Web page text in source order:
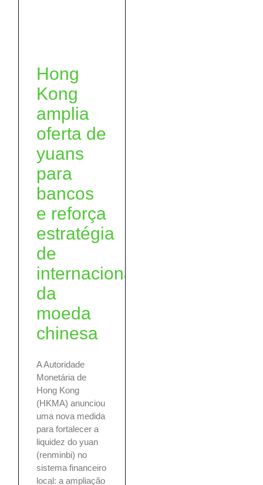
Hong
Kong
amplia
oferta de
yuans
para
bancos
e reforça
estratégia
de
internacionalização
da
moeda
chinesa
A Autoridade
Monetária de
Hong Kong
(HKMA) anunciou
uma nova medida
para fortalecer a
liquidez do yuan
(renminbi) no
sistema financeiro
local: a ampliação